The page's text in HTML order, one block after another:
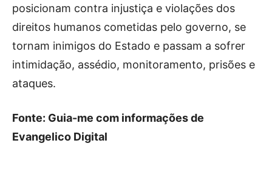
posicionam contra injustiça e violações dos
direitos humanos cometidas pelo governo, se
tornam inimigos do Estado e passam a sofrer
intimidação, assédio, monitoramento, prisões e
ataques.
Fonte: Guia-me com informações de
Evangelico Digital